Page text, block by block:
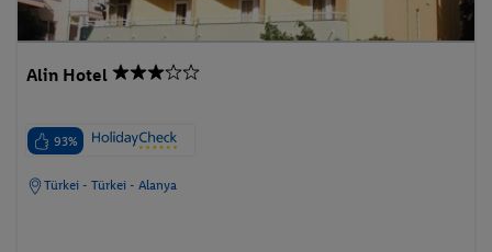
Alin Hotel
93%
Türkei - Türkei - Alanya